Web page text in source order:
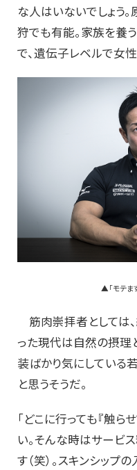
な人はいないでしょう
狩でも有能。家族を養
で、遺伝子レベルで女
▲「モテま
筋肉崇拝者としては
った現代は自然の摂理
装ばかり気にしている若
と思うそうだ。
「どこに行っても『触ら
い。そんな時はサービ
す（笑）。スキンシップ